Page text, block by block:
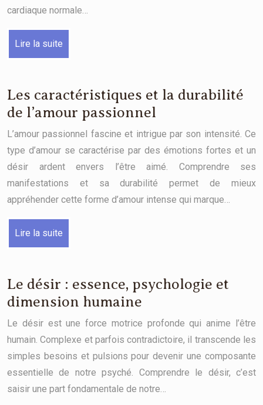
cardiaque normale…
Lire la suite
Les caractéristiques et la durabilité
de l’amour passionnel
L’amour passionnel fascine et intrigue par son intensité. Ce
type d’amour se caractérise par des émotions fortes et un
désir ardent envers l’être aimé. Comprendre ses
manifestations et sa durabilité permet de mieux
appréhender cette forme d’amour intense qui marque…
Lire la suite
Le désir : essence, psychologie et
dimension humaine
Le désir est une force motrice profonde qui anime l’être
humain. Complexe et parfois contradictoire, il transcende les
simples besoins et pulsions pour devenir une composante
essentielle de notre psyché. Comprendre le désir, c’est
saisir une part fondamentale de notre…